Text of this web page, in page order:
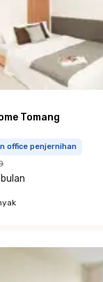
Tomang
office penjernihan
bulan